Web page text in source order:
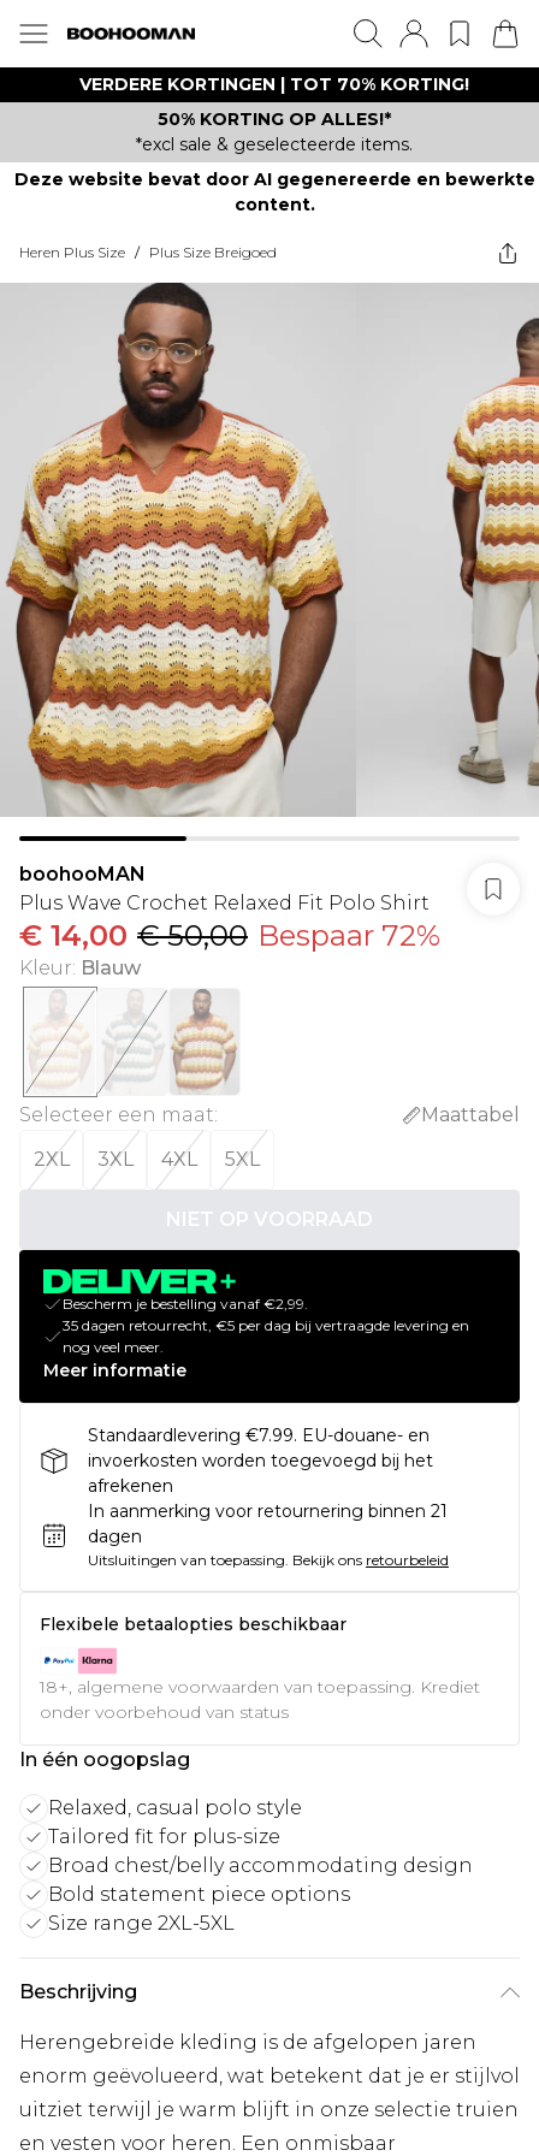
VERDERE KORTINGEN | TOT 70% KORTING!
50% KORTING OP ALLES!*
*excl sale & geselecteerde items.
Deze website bevat door AI gegenereerde en bewerkte
content.
Heren Plus Size / Plus Size Breigoed
boohooMAN
Plus Wave Crochet Relaxed Fit Polo Shirt
€ 14,00 € 50,00 Bespaar 72%
Kleur: Blauw
Selecteer een maat:
Maattabel
2XL
3XL 4XL 5XL
NIET OP VOORRAAD
Bescherm je bestelling vanaf €2,99.
35 dagen retourrecht, €5 per dag bij vertraagde levering en
nog veel meer.
Meer informatie
Standaardlevering €7.99. EU-douane- en
invoerkosten worden toegevoegd bij het
afrekenen
In aanmerking voor retournering binnen 21
dagen
Uitsluitingen van toepassing. Bekijk ons retourbeleid
Flexibele betaalopties beschikbaar
18+, algemene voorwaarden van toepassing. Krediet
onder voorbehoud van status
In één oogopslag
Relaxed, casual polo style
Tailored fit for plus-size
Broad chest/belly accommodating design
Bold statement piece options
Size range 2XL-5XL
Beschrijving
Herengebreide kleding is de afgelopen jaren
enorm geëvolueerd, wat betekent dat je er stijlvol
uitziet terwijl je warm blijft in onze selectie truien
en vesten voor heren. Een onmisbaar